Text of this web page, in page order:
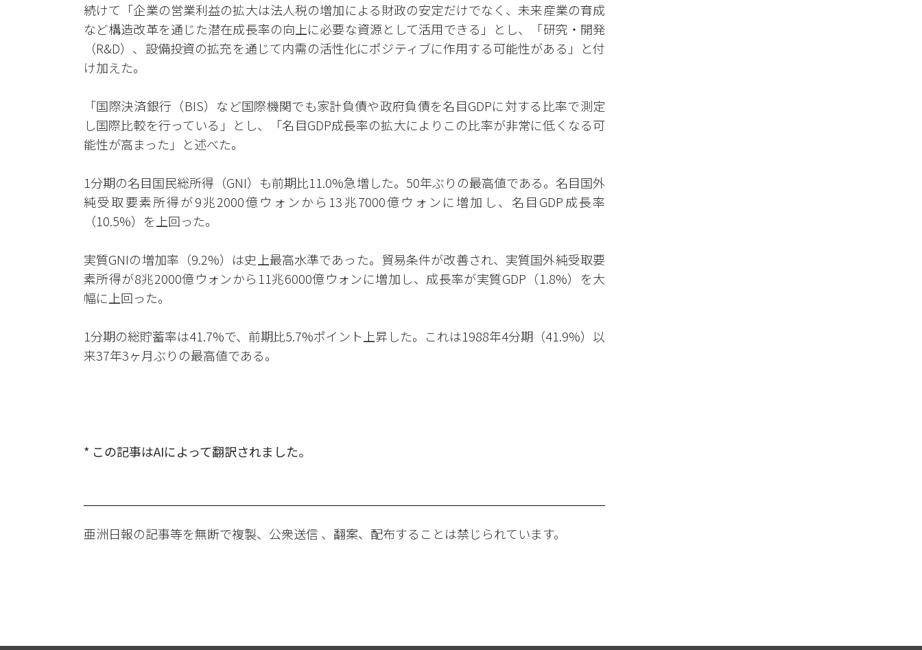
続けて「企業の営業利益の拡大は法人税の増加による財政の安定だけでなく、未来産業の育成
など構造改革を通じた潜在成長率の向上に必要な資源として活用できる」とし、「研究・開発
（R&D）、設備投資の拡充を通じて内需の活性化にポジティブに作用する可能性がある」と付
け加えた。
「国際決済銀行（BIS）など国際機関でも家計負債や政府負債を名目GDPに対する比率で測定
し国際比較を行っている」とし、「名目GDP成長率の拡大によりこの比率が非常に低くなる可
能性が高まった」と述べた。
1分期の名目国民総所得（GNI）も前期比11.0%急増した。50年ぶりの最高値である。名目国外
純受取要素所得が9兆2000億ウォンから13兆7000億ウォンに増加し、名目GDP成長率
（10.5%）を上回った。
実質GNIの増加率（9.2%）は史上最高水準であった。貿易条件が改善され、実質国外純受取要
素所得が8兆2000億ウォンから11兆6000億ウォンに増加し、成長率が実質GDP（1.8%）を大
幅に上回った。
1分期の総貯蓄率は41.7%で、前期比5.7%ポイント上昇した。これは1988年4分期（41.9%）以
来37年3ヶ月ぶりの最高値である。
* この記事はAIによって翻訳されました。
亜洲日報の記事等を無断で複製、公衆送信 、翻案、配布することは禁じられています。